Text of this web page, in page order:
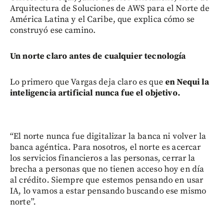
Arquitectura de Soluciones de AWS para el Norte de
América Latina y el Caribe, que explica cómo se
construyó ese camino.
Un norte claro antes de cualquier tecnología
Lo primero que Vargas deja claro es que en Nequi la
inteligencia artificial nunca fue el objetivo.
“El norte nunca fue digitalizar la banca ni volver la
banca agéntica. Para nosotros, el norte es acercar
los servicios financieros a las personas, cerrar la
brecha a personas que no tienen acceso hoy en día
al crédito. Siempre que estemos pensando en usar
IA, lo vamos a estar pensando buscando ese mismo
norte”.